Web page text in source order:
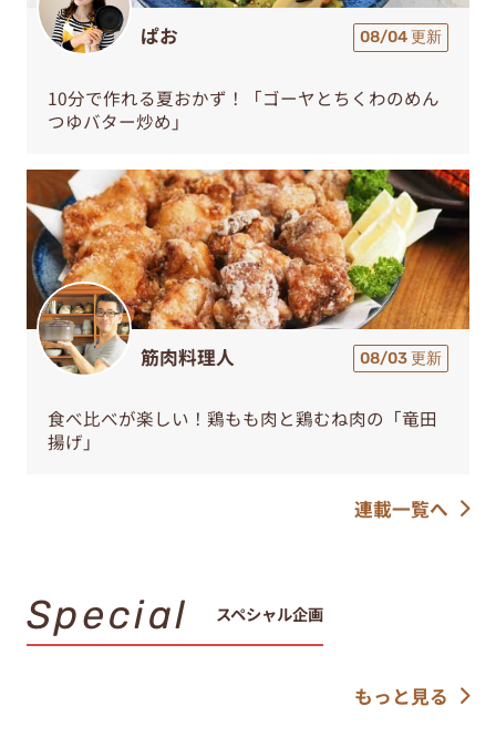
ぱお 08/04 更新
10分で作れる夏おかず！「ゴーヤとちくわのめん
つゆバター炒め」
筋肉料理人 08/03 更新
食べ比べが楽しい！鶏もも肉と鶏むね肉の「竜田
揚げ」
連載一覧へ
Special スペシャル企画
もっと見る